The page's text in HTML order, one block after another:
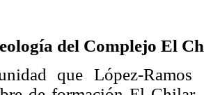
del Complejo El
que López-